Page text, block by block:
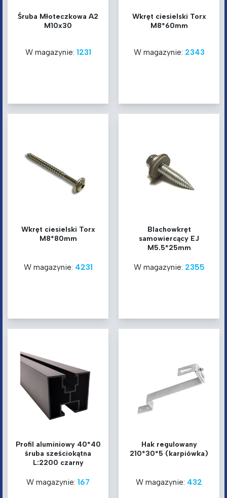
Śruba Młoteczkowa A2
M10x30
W magazynie: 1231
Wkręt ciesielski Torx
M8*60mm
W magazynie: 2343
Wkręt ciesielski Torx
M8*80mm
W magazynie: 4231
Blachowkręt
samowiercący EJ
M5.5*25mm
W magazynie: 2355
Profil aluminiowy 40*40
śruba sześciokątna
L:2200 czarny
W magazynie: 167
Hak regulowany
210*30*5 (karpiówka)
W magazynie: 432